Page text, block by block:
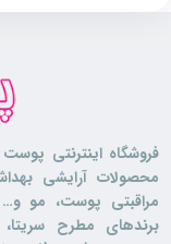
این اسپری حلال و پاک
قابلیت نفوذ بسیار بالایی
و باعث خورندگی یا
پاک کنند آشپزخانه
درخشان می کند و برای
محصولات آرایشی
مراقبتی پوست، مو
برندهای مطرح سریتا،